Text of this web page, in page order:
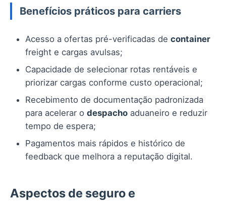
Benefícios práticos para carriers
Acesso a ofertas pré-verificadas de container
freight e cargas avulsas;
Capacidade de selecionar rotas rentáveis e
priorizar cargas conforme custo operacional;
Recebimento de documentação padronizada
para acelerar o despacho aduaneiro e reduzir
tempo de espera;
Pagamentos mais rápidos e histórico de
feedback que melhora a reputação digital.
Aspectos de seguro e